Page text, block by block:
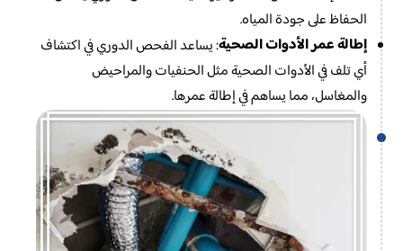
الحفاظ على جودة المياه.
إطالة عمر الأدوات الصحية: يساعد الفحص الدوري في اكتشاف
أي تلف في الأدوات الصحية مثل الحنفيات والمراحيض
والمغاسل، مما يساهم في إطالة عمرها.